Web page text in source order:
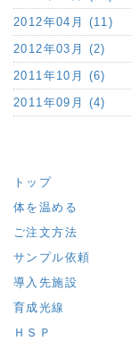
2012年04月 (11)
2012年03月 (2)
2011年10月 (6)
2011年09月 (4)
トップ
体を温める
ご注文方法
サンプル依頼
導入先施設
育成光線
ＨＳＰ